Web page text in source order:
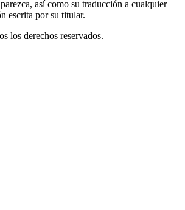
así como su traducción a cualquier
escrita por su titular.
los derechos reservados.